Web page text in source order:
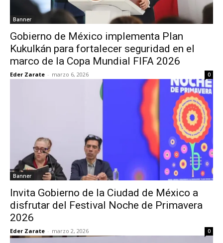
Banner
Gobierno de México implementa Plan
Kukulkán para fortalecer seguridad en el
marco de la Copa Mundial FIFA 2026
Eder Zarate - marzo 6, 2026 0
Banner
Invita Gobierno de la Ciudad de México a
disfrutar del Festival Noche de Primavera
2026
Eder Zarate - marzo 2, 2026 0